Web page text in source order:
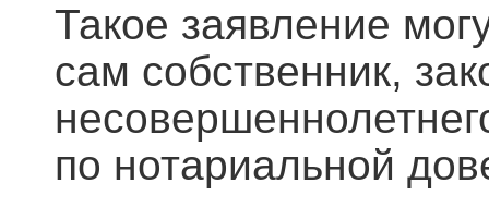
Такое заявление
сам собственник,
по нотариальной